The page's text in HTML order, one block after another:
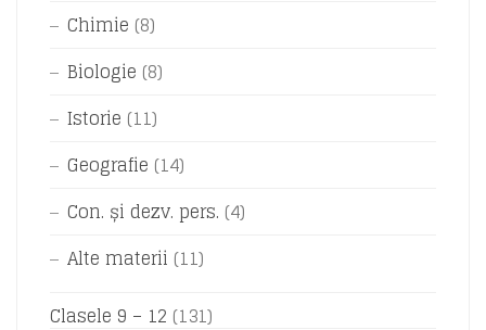
Chimie (8)
Biologie (8)
Istorie (11)
Geografie (14)
Con. și dezv. pers. (4)
Alte materii (11)
Clasele 9 – 12 (131)